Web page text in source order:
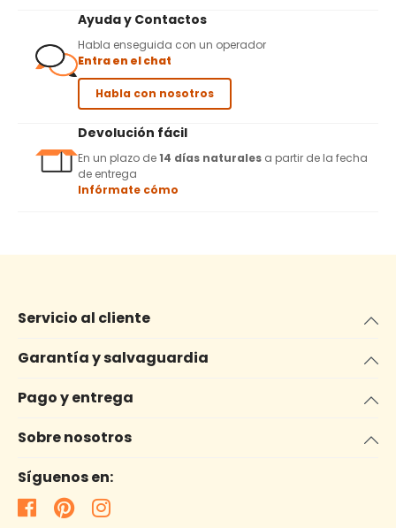
Ayuda y Contactos
Habla enseguida con un operador
Entra en el chat
Habla con nosotros
Devolución fácil
En un plazo de14 días naturales a partir de la fecha
de entrega
Infórmate cómo
Servicio al cliente
Garantía y salvaguardia
Pago y entrega
Sobre nosotros
Síguenos en: